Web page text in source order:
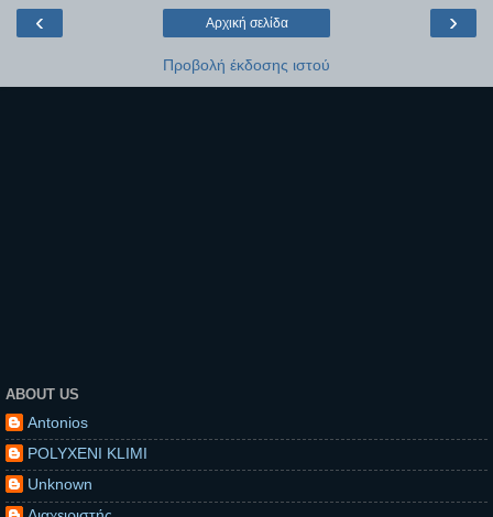
‹ ›
Αρχική σελίδα
Προβολή έκδοσης ιστού
ABOUT US
Antonios
POLYXENI KLIMI
Unknown